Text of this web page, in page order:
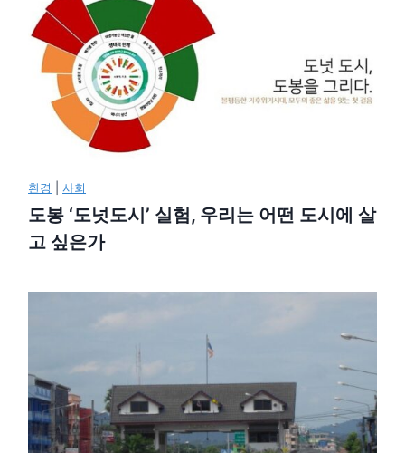
환경 |사회
도봉 ‘도넛도시’ 실험, 우리는 어떤 도시에 살
고 싶은가